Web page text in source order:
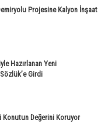
Projesine Kalyon İnşaat
Hazırlanan Yeni
Girdi
Konutun Değerini Koruyor